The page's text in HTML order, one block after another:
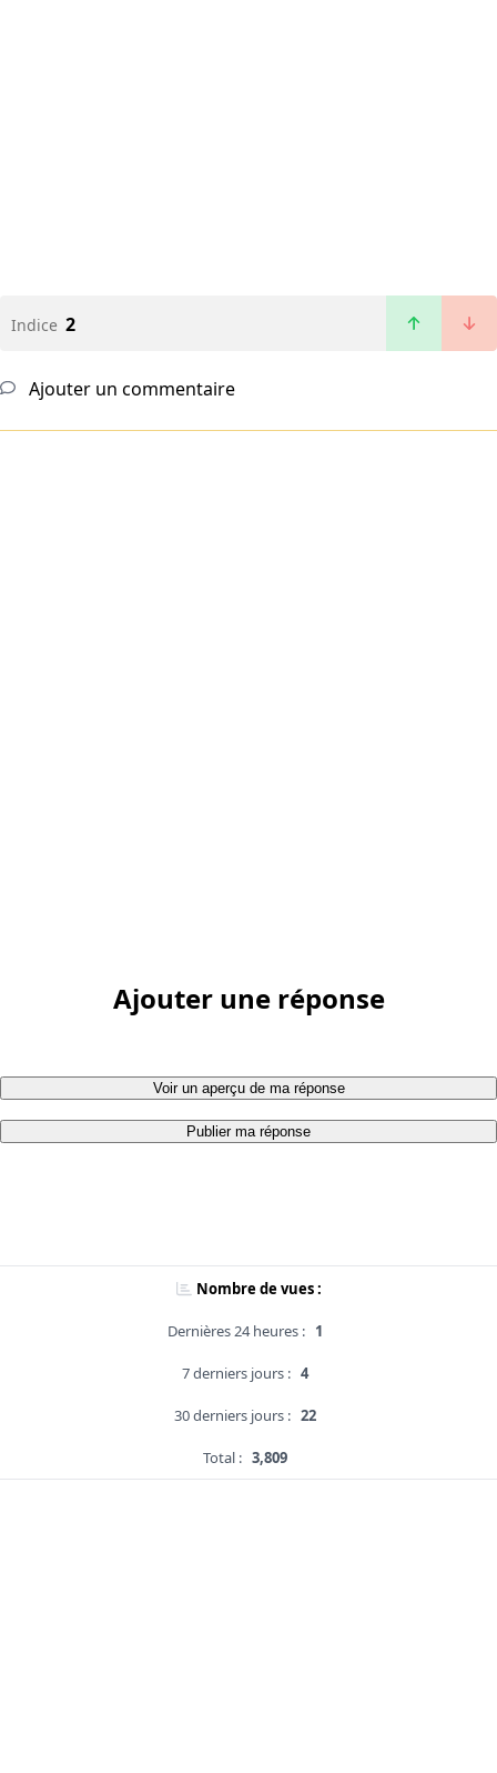
Indice 2
Ajouter un commentaire
Ajouter une réponse
Voir un aperçu de ma réponse
Publier ma réponse
Nombre de vues :
Dernières 24 heures : 1
7 derniers jours : 4
30 derniers jours : 22
Total : 3,809